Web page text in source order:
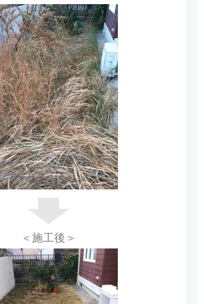
＜施工後＞